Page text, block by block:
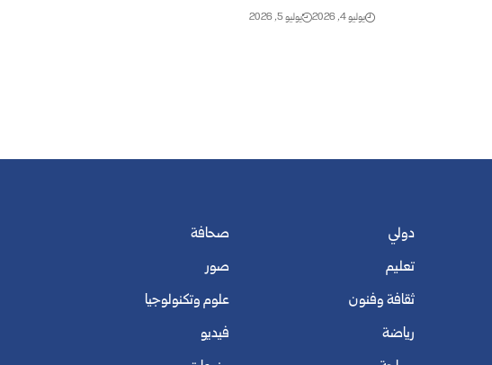
يوليو 4, 2026 يوليو 5, 2026
دولي
تعليم
ثقافة وفنون
رياضة
صحافة
صور
علوم وتكنولوجيا
فيديو